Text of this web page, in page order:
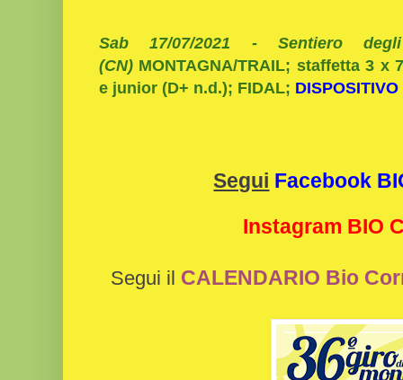
Sab 17/07/2021 - Sentiero
(CN) MONTAGNA/TRAIL; staffetta 3 x
e junior (D+ n.d.); FIDAL; DISPOSITIVO
Segui Facebook
Instagram BIO
Segui il CALENDARIO Bio